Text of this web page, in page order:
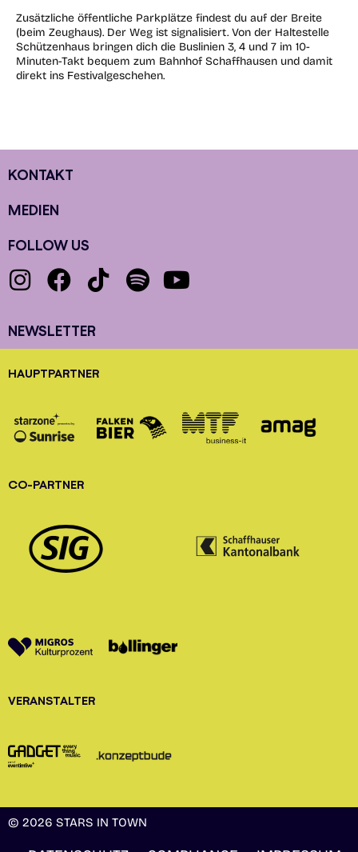
Zusätzliche öffentliche Parkplätze findest du auf der Breite
(beim Zeughaus). Der Weg ist signalisiert. Von der Haltestelle
Schützenhaus bringen dich die Buslinien 3, 4 und 7 im 10-
Minuten-Takt bequem zum Bahnhof Schaffhausen und damit
direkt ins Festivalgeschehen.
KONTAKT
MEDIEN
FOLLOW US
NEWSLETTER
HAUPTPARTNER
CO-PARTNER
VERANSTALTER
© 2026 STARS IN TOWN